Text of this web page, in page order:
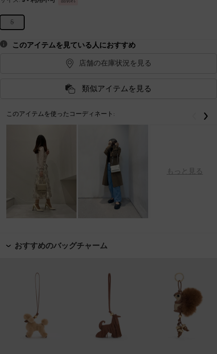
S
このアイテムを見ている人におすすめ
店舗の在庫状況を見る
類似アイテムを見る
このアイテムを使ったコーディネート:
もっと見る
戻る
おすすめのバッグチャーム